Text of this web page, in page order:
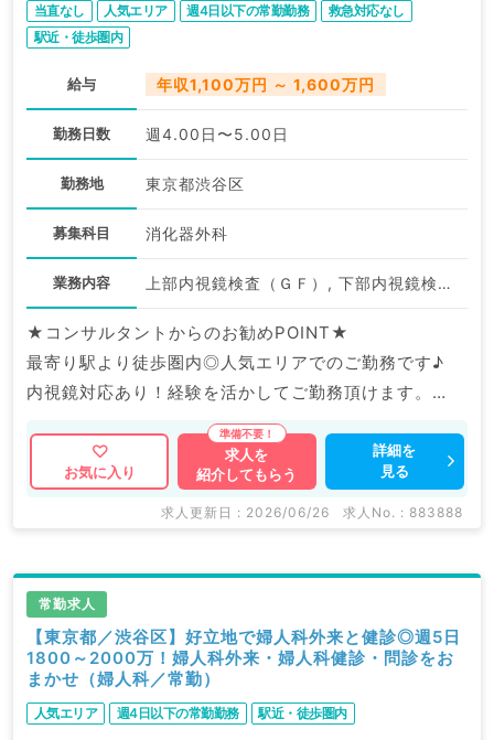
当直なし 人気エリア 週4日以下の常勤勤務
救急対応なし
駅近・徒歩圏内
給与 年収1,100万円 ～ 1,600万円
勤務日数 週4.00日〜5.00日
勤務地 東京都渋谷区
募集科目 消化器外科
業務内容 上部内視鏡検査（ＧＦ）, 下部内視鏡検査（ＣＦ）, その他
★コンサルタントからのお勧めPOINT★
最寄り駅より徒歩圏内◎人気エリアでのご勤務です♪
内視鏡対応あり！経験を活かしてご勤務頂けます。
マイナビDOCTORでは病院やクリニックなどの医療機
関求人はもちろんのこと、
掲載情報以外にも産業医等の企業系求人も多数扱ってい
求人内容の詳細等はお気軽にお問合せ下さい。
お気に入り
求人を
紹介してもらう
詳細を
見る
求人更新日 : 2026/06/26 求人No. : 883888
常勤求人
【東京都／渋谷区】好立地で婦人科外来と健診◎週5日
1800～2000万！婦人科外来・婦人科健診・問診をお
まかせ（婦人科／常勤）
人気エリア 週4日以下の常勤勤務 駅近・徒歩圏内